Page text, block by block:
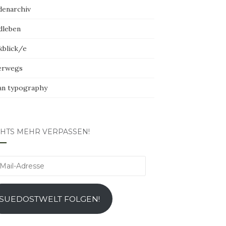
e
typography
MEHR VERPASSEN!
FOLGEN!